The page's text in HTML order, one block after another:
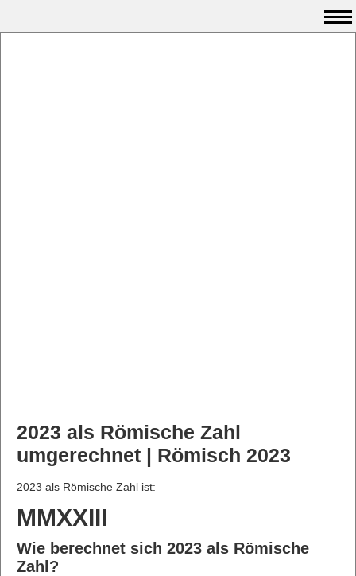
2023 als Römische Zahl
umgerechnet | Römisch 2023
2023 als Römische Zahl ist:
MMXXIII
Wie berechnet sich 2023 als Römische
Zahl?